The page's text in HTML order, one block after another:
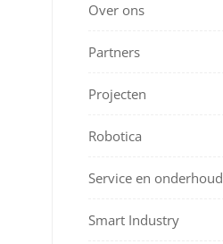
Over ons
Partners
Projecten
Robotica
Service en onderhoud
Smart Industry